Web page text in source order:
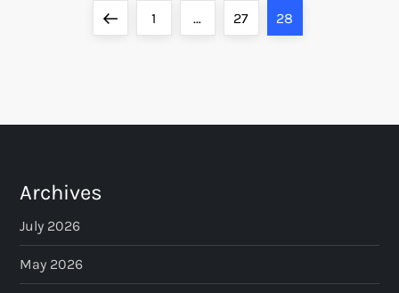
s
p
a
PreviousPage
1 … Page
27 Page
28
Archives
July 2026
May 2026